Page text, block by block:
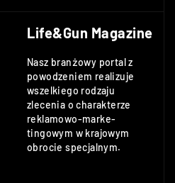
Life&Gun Magazine
Nasz branżowy portal z
powodzeniem realizuje
wszelkiego rodzaju
zlecenia o charakterze
reklamowo-marke-
tingowym w krajowym
obrocie specjalnym.